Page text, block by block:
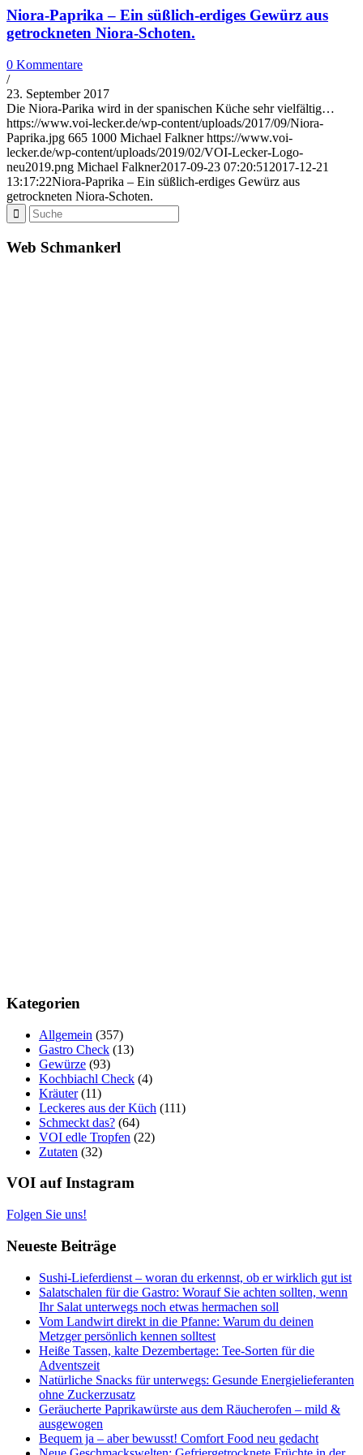
Niora-Paprika – Ein süßlich-erdiges Gewürz aus
getrockneten Niora-Schoten.
0 Kommentare
/
23. September 2017
Die Niora-Parika wird in der spanischen Küche sehr vielfältig…
https://www.voi-lecker.de/wp-content/uploads/2017/09/Niora-
Paprika.jpg 665 1000 Michael Falkner https://www.voi-
lecker.de/wp-content/uploads/2019/02/VOI-Lecker-Logo-
neu2019.png Michael Falkner2017-09-23 07:20:51 2017-12-21
13:17:22Niora-Paprika – Ein süßlich-erdiges Gewürz aus
getrockneten Niora-Schoten.
Web Schmankerl
Kategorien
Allgemein (357)
Gastro Check (13)
Gewürze (93)
Kochbiachl Check (4)
Kräuter(11)
Leckeres aus der Küch (111)
Schmeckt das? (64)
VOI edle Tropfen (22)
Zutaten (32)
VOI auf Instagram
Folgen Sie uns!
Neueste Beiträge
Sushi-Lieferdienst – woran du erkennst, ob er wirklich gut ist
Salatschalen für die Gastro: Worauf Sie achten sollten, wenn
Ihr Salat unterwegs noch etwas hermachen soll
Vom Landwirt direkt in die Pfanne: Warum du deinen
Metzger persönlich kennen solltest
Heiße Tassen, kalte Dezembertage: Tee-Sorten für die
Adventszeit
Natürliche Snacks für unterwegs: Gesunde Energielieferanten
ohne Zuckerzusatz
Geräucherte Paprikawürste aus dem Räucherofen – mild &
ausgewogen
Bequem ja – aber bewusst! Comfort Food neu gedacht